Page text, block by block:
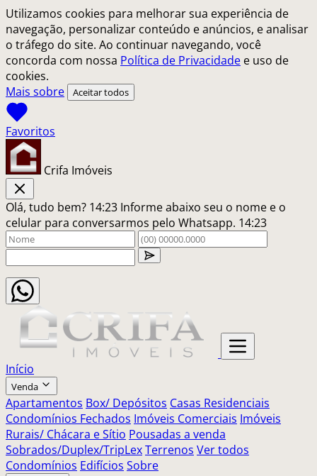
Utilizamos cookies para melhorar sua experiência de
navegação, personalizar conteúdo e anúncios, e analisar
o tráfego do site. Ao continuar navegando, você
concorda com nossa Política de Privacidade e uso de
cookies.
Mais sobre
Aceitar todos
Crifa Imóveis
Olá, tudo bem? 14:23 Informe abaixo seu o nome e o
celular para conversarmos pelo Whatsapp. 14:23
Início
Venda
Apartamentos Box/ Depósitos Casas Residenciais
Condomínios Fechados Imóveis Comerciais Imóveis
Rurais/ Chácara e Sítio Pousadas a venda
Sobrados/Duplex/TripLexTerrenos Ver todos
Condomínios Edifícios Sobre